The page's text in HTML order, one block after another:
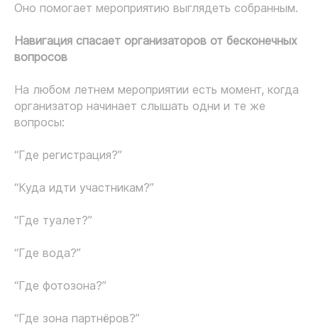
Оно помогает мероприятию выглядеть собранным.
Навигация спасает организаторов от бесконечных
вопросов
На любом летнем мероприятии есть момент, когда
организатор начинает слышать одни и те же
вопросы:
“Где регистрация?”
“Куда идти участникам?”
“Где туалет?”
“Где вода?”
“Где фотозона?”
“Где зона партнёров?”